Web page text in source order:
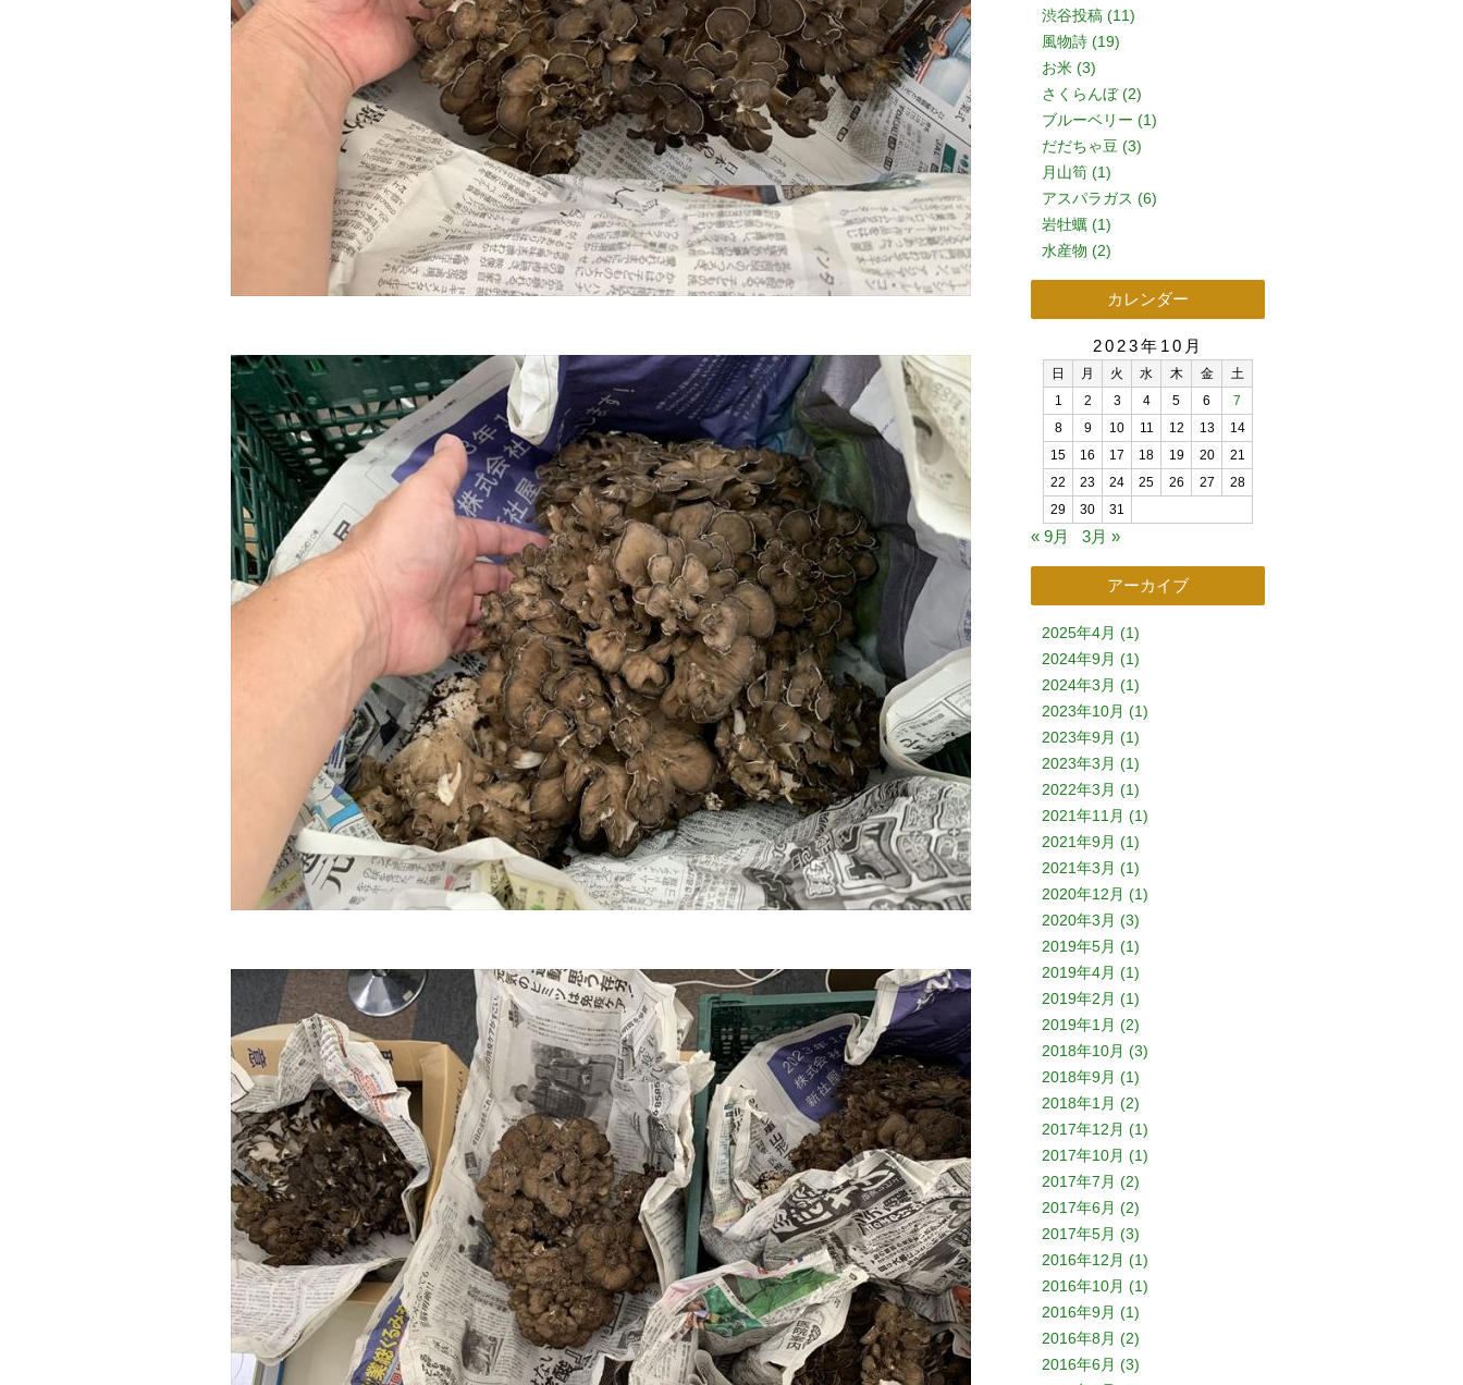
渋谷投稿 (11)
風物詩 (19)
お米 (3)
さくらんぼ (2)
ブルーベリー (1)
だだちゃ豆 (3)
月山筍 (1)
アスパラガス (6)
岩牡蠣 (1)
水産物 (2)
カレンダー
2023年10月
日 月 火 水 木 金
土
1
2 3 4 5 6
7
8
9 10 11 12 13
14
15
16 17 18 19 20
21
22
23 24 25 26 27
28
29
30 31
« 9月 3月 »
アーカイブ
2025年4月 (1)
2024年9月 (1)
2024年3月 (1)
2023年10月 (1)
2023年9月 (1)
2023年3月 (1)
2022年3月 (1)
2021年11月 (1)
2021年9月 (1)
2021年3月 (1)
2020年12月 (1)
2020年3月 (3)
2019年5月 (1)
2019年4月 (1)
2019年2月 (1)
2019年1月 (2)
2018年10月 (3)
2018年9月 (1)
2018年1月 (2)
2017年12月 (1)
2017年10月 (1)
2017年7月 (2)
2017年6月 (2)
2017年5月 (3)
2016年12月 (1)
2016年10月 (1)
2016年9月 (1)
2016年8月 (2)
2016年6月 (3)